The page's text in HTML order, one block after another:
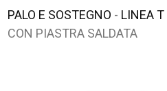
PALO E SOSTEGNO - LINEA T
CON PIASTRA SALDATA